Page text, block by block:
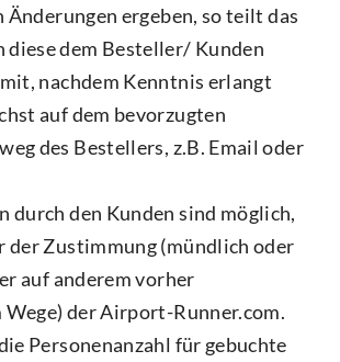
Änderungen ergeben, so teilt das
diese dem Besteller/ Kunden
nachdem Kenntnis erlangt
auf dem bevorzugten
des Bestellers, z.B. Email oder
durch den Kunden sind möglich,
der Zustimmung (mündlich oder
auf anderem vorher
der Airport-Runner.com.
Personenanzahl für gebuchte